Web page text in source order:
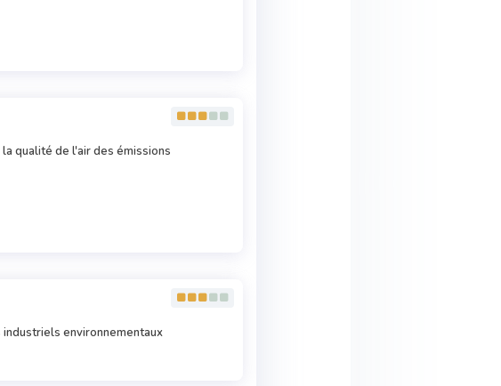
qualité de l'air des émissions
environnementaux